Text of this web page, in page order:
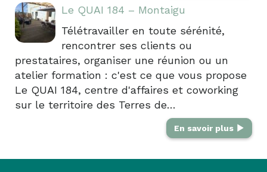
Le QUAI 184 – Montaigu
Télétravailler en toute sérénité,
rencontrer ses clients ou
prestataires, organiser une réunion ou un
atelier formation : c'est ce que vous propose
Le QUAI 184, centre d'affaires et coworking
sur le territoire des Terres de…
En savoir plus